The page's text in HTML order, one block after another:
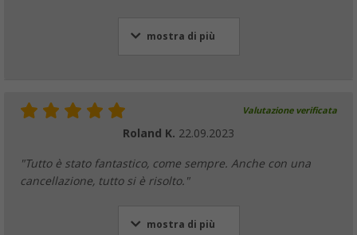
mostra di più
Valutazione verificata
Roland K. 22.09.2023
"Tutto è stato fantastico, come sempre. Anche con una
cancellazione, tutto si è risolto."
mostra di più